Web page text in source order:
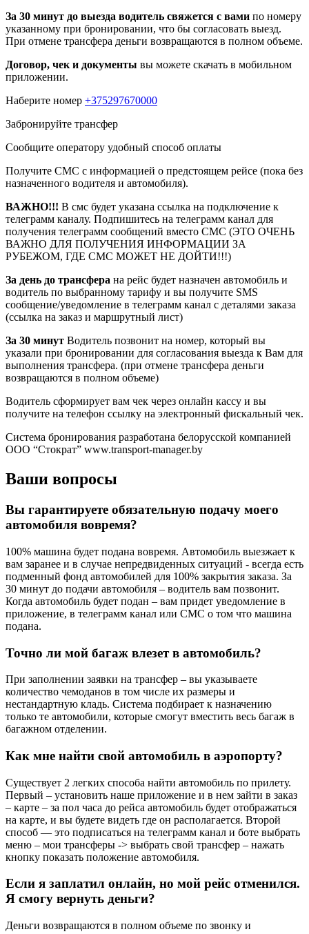
За 30 минут до выезда водитель свяжется с вами по номеру
указанному при бронировании, что бы согласовать выезд.
При отмене трансфера деньги возвращаются в полном объеме.
Договор, чек и документы вы можете скачать в мобильном
приложении.
Наберите номер +375297670000
Забронируйте трансфер
Сообщите оператору удобный способ оплаты
Получите СМС с информацией о предстоящем рейсе (пока без
назначенного водителя и автомобиля).
ВАЖНО!!! В смс будет указана ссылка на подключение к
телеграмм каналу. Подпишитесь на телеграмм канал для
получения телеграмм сообщений вместо СМС (ЭТО ОЧЕНЬ
ВАЖНО ДЛЯ ПОЛУЧЕНИЯ ИНФОРМАЦИИ ЗА
РУБЕЖОМ, ГДЕ СМС МОЖЕТ НЕ ДОЙТИ!!!)
За день до трансфера на рейс будет назначен автомобиль и
водитель по выбранному тарифу и вы получите SMS
сообщение/уведомление в телеграмм канал с деталями заказа
(ссылка на заказ и маршрутный лист)
За 30 минут Водитель позвонит на номер, который вы
указали при бронировании для согласования выезда к Вам для
выполнения трансфера. (при отмене трансфера деньги
возвращаются в полном объеме)
Водитель сформирует вам чек через онлайн кассу и вы
получите на телефон ссылку на электронный фискальный чек.
Система бронирования разработана белорусской компанией
ООО “Стократ” www.transport-manager.by
Ваши вопросы
Вы гарантируете обязательную подачу моего
автомобиля вовремя?
100% машина будет подана вовремя. Автомобиль выезжает к
вам заранее и в случае непредвиденных ситуаций - всегда есть
подменный фонд автомобилей для 100% закрытия заказа. За
30 минут до подачи автомобиля – водитель вам позвонит.
Когда автомобиль будет подан – вам придет уведомление в
приложение, в телеграмм канал или СМС о том что машина
подана.
Точно ли мой багаж влезет в автомобиль?
При заполнении заявки на трансфер – вы указываете
количество чемоданов в том числе их размеры и
нестандартную кладь. Система подбирает к назначению
только те автомобили, которые смогут вместить весь багаж в
багажном отделении.
Как мне найти свой автомобиль в аэропорту?
Существует 2 легких способа найти автомобиль по прилету.
Первый – установить наше приложение и в нем зайти в заказ
– карте – за пол часа до рейса автомобиль будет отображаться
на карте, и вы будете видеть где он располагается. Второй
способ — это подписаться на телеграмм канал и боте выбрать
меню – мои трансферы -> выбрать свой трансфер – нажать
кнопку показать положение автомобиля.
Если я заплатил онлайн, но мой рейс отменился.
Я смогу вернуть деньги?
Деньги возвращаются в полном объеме по звонку и